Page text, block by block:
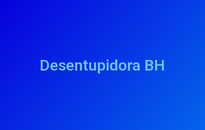
Desentupidora BH